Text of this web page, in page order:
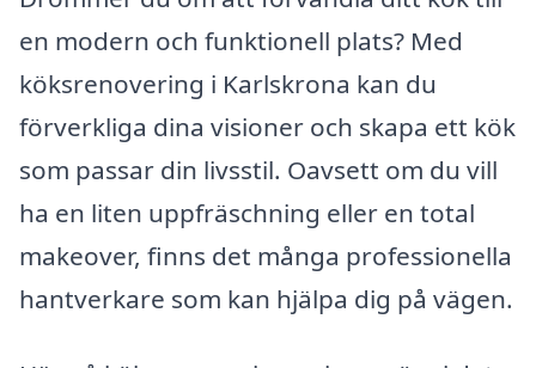
en modern och funktionell plats? Med
köksrenovering i Karlskrona kan du
förverkliga dina visioner och skapa ett kök
som passar din livsstil. Oavsett om du vill
ha en liten uppfräschning eller en total
makeover, finns det många professionella
hantverkare som kan hjälpa dig på vägen.